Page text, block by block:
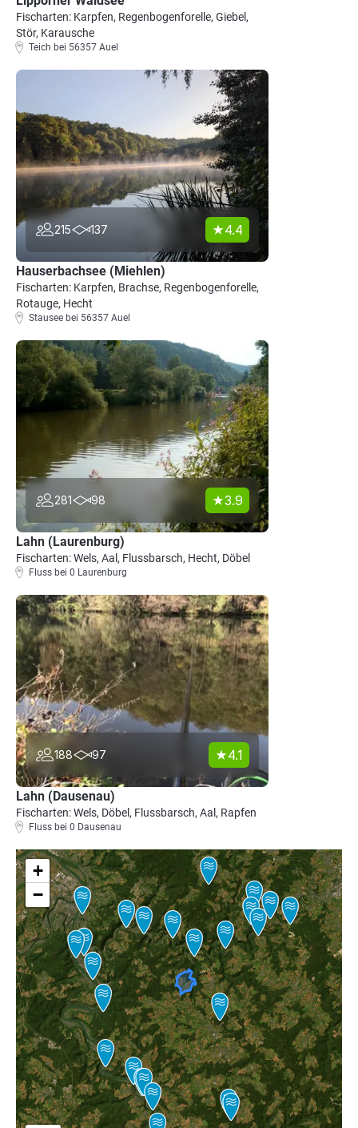
Fischarten: Karpfen, Regenbogenforelle, Giebel,
Stör, Karausche
Teich bei 56357 Auel
215 137 4.4
Hauserbachsee (Miehlen)
Fischarten: Karpfen, Brachse, Regenbogenforelle,
Rotauge, Hecht
Stausee bei 56357 Auel
281 98 3.9
Lahn (Laurenburg)
Fischarten: Wels, Aal, Flussbarsch, Hecht, Döbel
Fluss bei 0 Laurenburg
188 97 4.1
Lahn (Dausenau)
Fischarten: Wels, Döbel, Flussbarsch, Aal, Rapfen
Fluss bei 0 Dausenau
+
−